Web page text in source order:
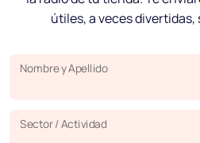
útiles, a veces divertidas,
Nombre y Apellido
Sector / Actividad